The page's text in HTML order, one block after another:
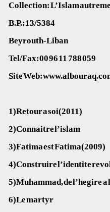
Collection: L’Islam
B.P.:13/5384
Beyrouth-Liban
Tel/Fax:00 96 11 788 059
Site
1)Retour a soi(2011)
2)Connaitre l’islam
3)Fatima est Fatima(2009)
4)Construire l’identite
5)Muhammad, de l’hegire
6)Le martyr